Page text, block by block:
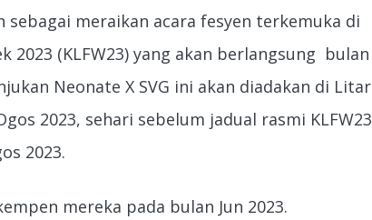
meraikan acara fesyen terkemuka di
2023 (KLFW23) yang akan berlangsung bulan
Neonate X SVG ini akan diadakan di Litar
2023, sehari sebelum jadual rasmi KLFW23
2023.
mereka pada bulan Jun 2023.